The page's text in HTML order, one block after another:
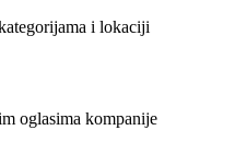
i lokaciji
oglasima kompanije